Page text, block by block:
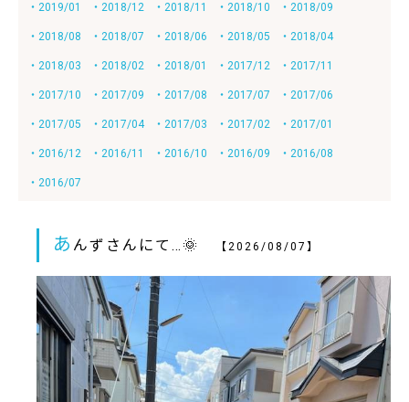
・2019/01 ・2018/12 ・2018/11 ・2018/10 ・2018/09
・2018/08 ・2018/07 ・2018/06 ・2018/05 ・2018/04
・2018/03 ・2018/02 ・2018/01 ・2017/12 ・2017/11
・2017/10 ・2017/09 ・2017/08 ・2017/07 ・2017/06
・2017/05 ・2017/04 ・2017/03 ・2017/02 ・2017/01
・2016/12 ・2016/11 ・2016/10 ・2016/09 ・2016/08
・2016/07
あ んずさんにて…🌞 【2026/08/07】